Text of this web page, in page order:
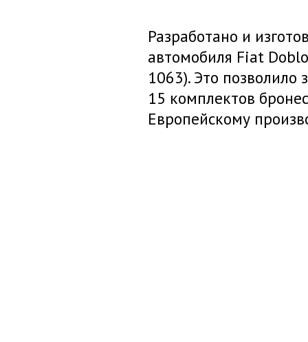
Разработано и
автомобиля Fiat
1063). Это позволило
15 комплектов
Европейскому